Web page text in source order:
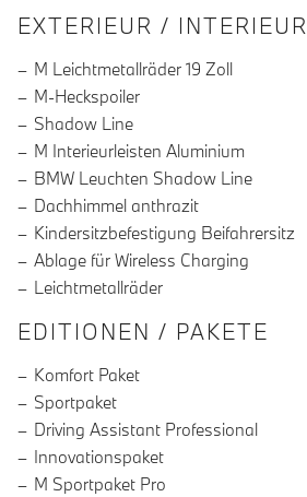
EXTERIEUR / INTERIEUR
M Leichtmetallräder 19 Zoll
M-Heckspoiler
Shadow Line
M Interieurleisten Aluminium
BMW Leuchten Shadow Line
Dachhimmel anthrazit
Kindersitzbefestigung Beifahrersitz
Ablage für Wireless Charging
Leichtmetallräder
EDITIONEN / PAKETE
Komfort Paket
Sportpaket
Driving Assistant Professional
Innovationspaket
M Sportpaket Pro